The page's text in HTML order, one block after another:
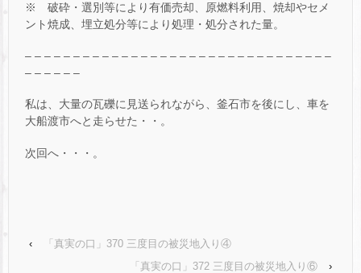
※ 破砕・選別等により有価売却、原燃料利用、焼却やセメ
ント焼成、埋立処分等により処理・処分された量。
– – – – – – – – – – – – – – – – – – – – – – – – – – – – – – – –
– – – – – –
私は、大量の瓦礫に見送られながら、釜石市を後にし、車を
大船渡市へと走らせた・・。
次回へ・・・。
‹
「真実の口」370 三度目の被災地入り④
「真実の口」372 三度目の被災地入り⑥
›